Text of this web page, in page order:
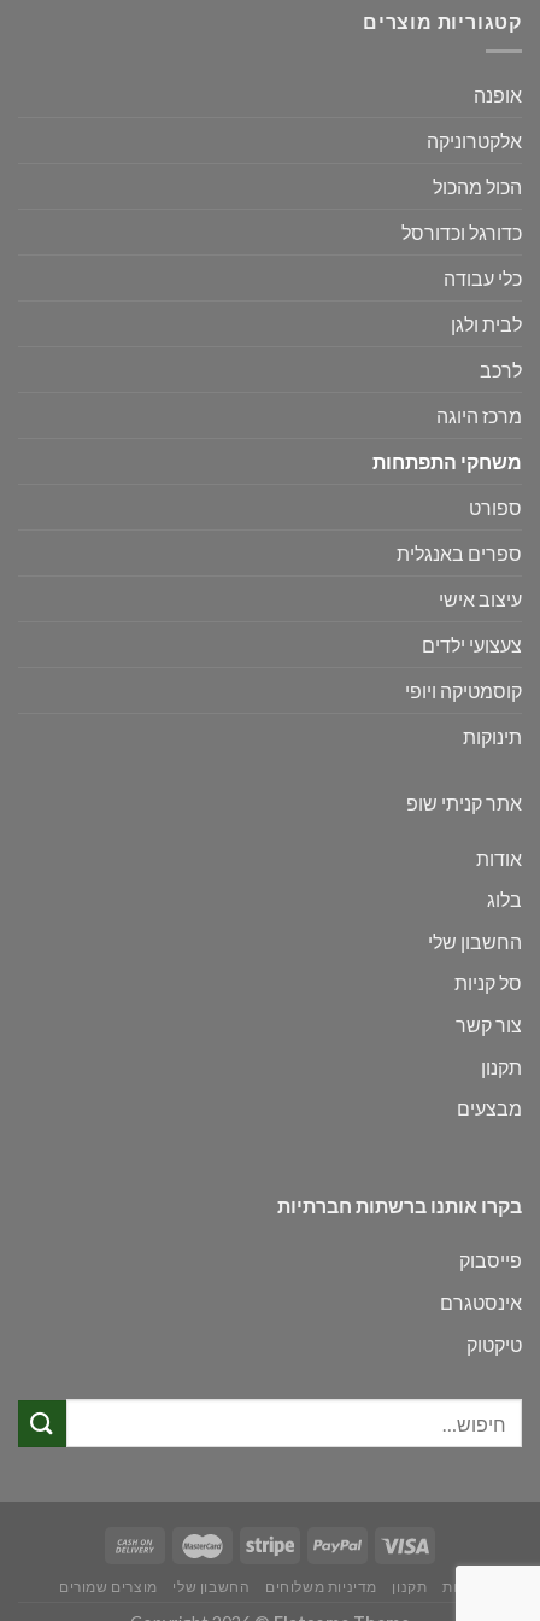
₪120.
קטגוריות מוצרים
אופנה
אלקטרוניקה
הכול מהכול
כדורגל וכדורסל
כלי עבודה
לבית ולגן
לרכב
מרכז היוגה
משחקי התפתחות
ספורט
ספרים באנגלית
עיצוב אישי
צעצועי ילדים
קוסמטיקה ויופי
תינוקות
אתר קניתי שופ
אודות
בלוג
החשבון שלי
סל קניות
צור קשר
תקנון
מבצעים
בקרו אותנו ברשתות חברתיות
פייסבוק
אינסטגרם
טיקטוק
אודות תקנון מדיניות משלוחים החשבון שלי מוצרים שמורים